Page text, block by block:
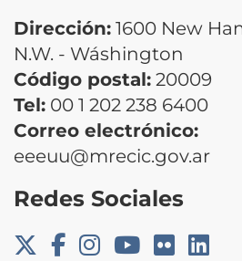
Dirección: 1600 New
N.W. - Wáshington
Código postal: 20009
Tel: 00 1 202 238 6400
Correo electrónico:
eeeuu@mrecic.gov.ar
Redes Sociales